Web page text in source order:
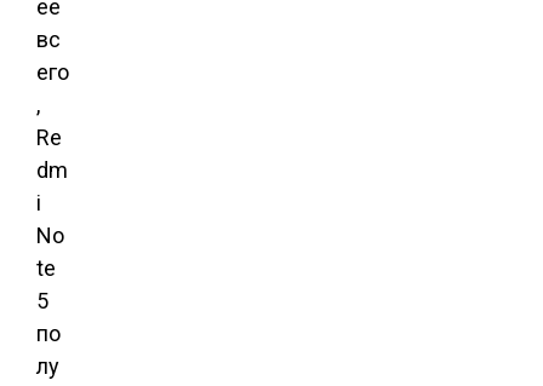
ее
вс
его
,
Re
dm
i
No
te
5
по
лу